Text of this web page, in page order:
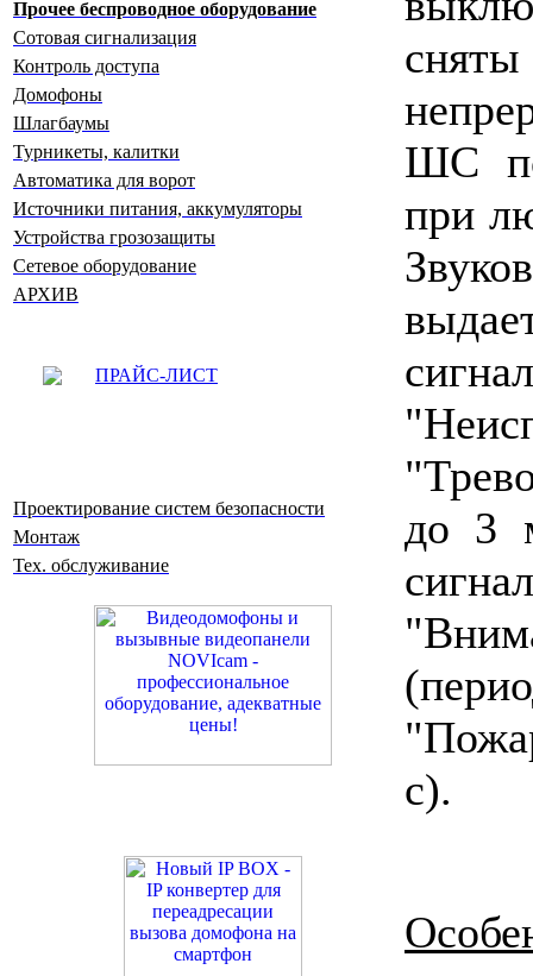
Прочее беспроводное оборудование
Сотовая сигнализация
Контроль доступа
Домофоны
Шлагбаумы
Турникеты, калитки
Автоматика для ворот
Источники питания, аккумуляторы
Устройства грозозащиты
Сетевое оборудование
АРХИВ
ПРАЙС-ЛИСТ
Проектирование систем безопасности
Монтаж
Тех. обслуживание
ШС
при
до 3
с).